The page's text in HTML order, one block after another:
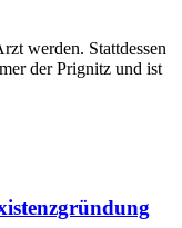
werden. Stattdessen
der Prignitz und ist